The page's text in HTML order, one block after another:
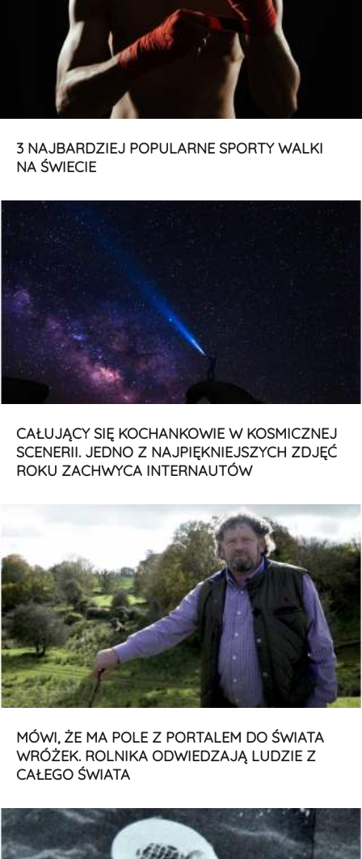
3 NAJBARDZIEJ POPULARNE SPORTY WALKI
NA ŚWIECIE
CAŁUJĄCY SIĘ KOCHANKOWIE W KOSMICZNEJ
SCENERII. JEDNO Z NAJPIĘKNIEJSZYCH ZDJĘĆ
ROKU ZACHWYCA INTERNAUTÓW
MÓWI, ŻE MA POLE Z PORTALEM DO ŚWIATA
WRÓŻEK. ROLNIKA ODWIEDZAJĄ LUDZIE Z
CAŁEGO ŚWIATA